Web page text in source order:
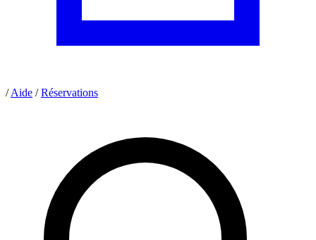
/ Aide / Réservations